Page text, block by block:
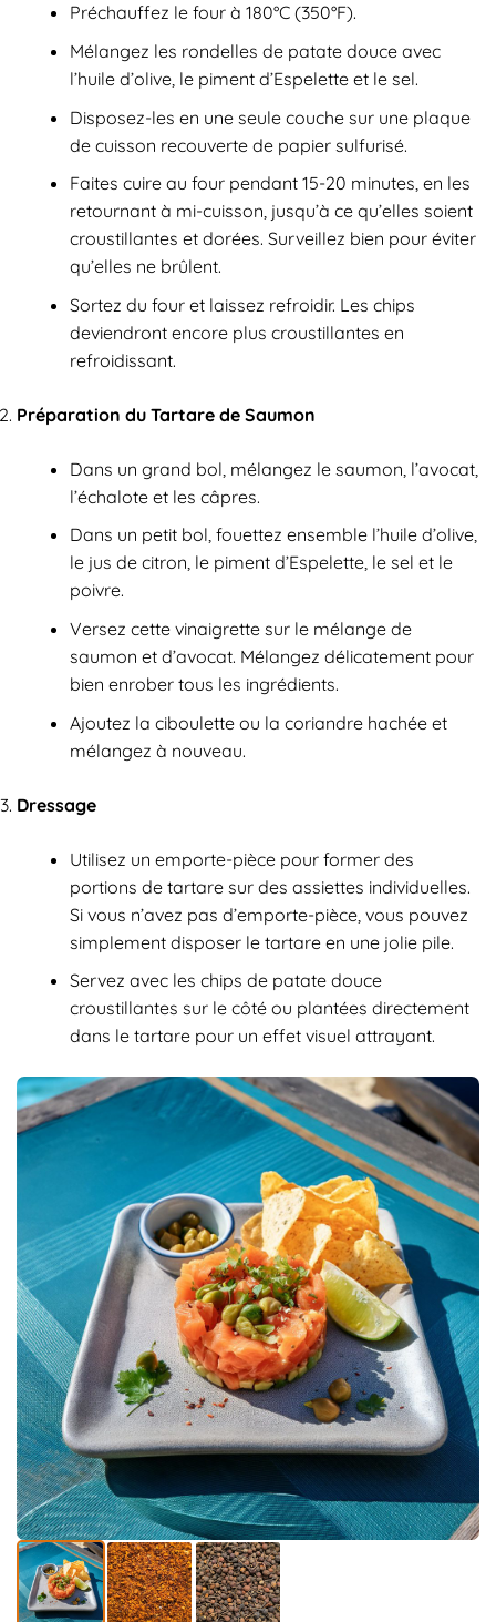
Préchauffez le four à 180°C (350°F).
Mélangez les rondelles de patate douce avec
l’huile d’olive, le piment d’Espelette et le sel.
Disposez-les en une seule couche sur une plaque
de cuisson recouverte de papier sulfurisé.
Faites cuire au four pendant 15-20 minutes, en les
retournant à mi-cuisson, jusqu’à ce qu’elles soient
croustillantes et dorées. Surveillez bien pour éviter
qu’elles ne brûlent.
Sortez du four et laissez refroidir. Les chips
deviendront encore plus croustillantes en
refroidissant.
Préparation du Tartare de Saumon
Dans un grand bol, mélangez le saumon, l’avocat,
l’échalote et les câpres.
Dans un petit bol, fouettez ensemble l’huile d’olive,
le jus de citron, le piment d’Espelette, le sel et le
poivre.
Versez cette vinaigrette sur le mélange de
saumon et d’avocat. Mélangez délicatement pour
bien enrober tous les ingrédients.
Ajoutez la ciboulette ou la coriandre hachée et
mélangez à nouveau.
Dressage
Utilisez un emporte-pièce pour former des
portions de tartare sur des assiettes individuelles.
Si vous n’avez pas d’emporte-pièce, vous pouvez
simplement disposer le tartare en une jolie pile.
Servez avec les chips de patate douce
croustillantes sur le côté ou plantées directement
dans le tartare pour un effet visuel attrayant.